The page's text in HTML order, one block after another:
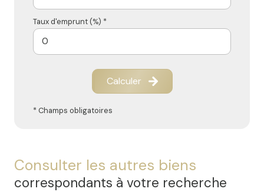
Taux d'emprunt (%) *
Calculer
* Champs obligatoires
Consulter les autres biens
correspondants à votre recherche